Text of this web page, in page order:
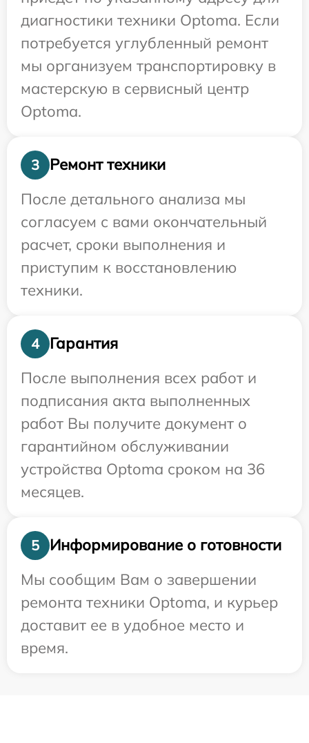
диагностики техники Optoma. Если
потребуется углубленный ремонт
мы организуем транспортировку в
мастерскую в сервисный центр
Optoma.
3
Ремонт техники
После детального анализа мы
согласуем с вами окончательный
расчет, сроки выполнения и
приступим к восстановлению
техники.
4
Гарантия
После выполнения всех работ и
подписания акта выполненных
работ Вы получите документ о
гарантийном обслуживании
устройства Optoma сроком на 36
месяцев.
5
Информирование о готовности
Мы сообщим Вам о завершении
ремонта техники Optoma, и курьер
доставит ее в удобное место и
время.